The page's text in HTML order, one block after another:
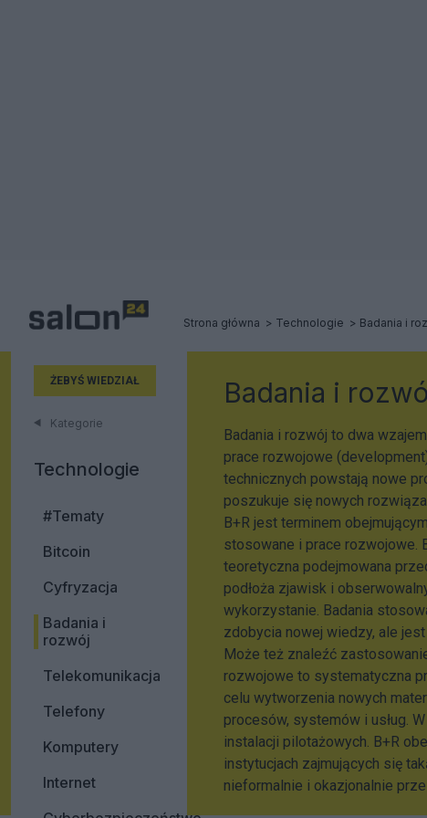
Strona główna Technologie Badania i
ŻEBYŚ WIEDZIAŁ
Kategorie
Technologie
#Tematy
Bitcoin
Cyfryzacja
Badania i
rozwój
Telekomunikacja
Telefony
Komputery
Internet
Badania i
Badania i rozwój to dwa
prace rozwojowe
technicznych powstają nowe
poszukuje się nowych
B+R jest terminem
stosowane i prace rozwojowe.
teoretyczna podejmowana
podłoża zjawisk i
wykorzystanie. Badania
zdobycia nowej wiedzy, ale
Może też znaleźć
rozwojowe to systematyczna
celu wytworzenia nowych
procesów, systemów i usług.
instalacji pilotażowych. B+R
instytucjach zajmujących się
nieformalnie i okazjonalnie